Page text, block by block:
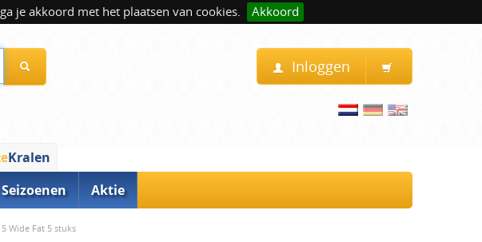
je akkoord met het plaatsen van cookies. Akkoord
Inloggen
Kralen
Seizoenen Aktie
Wide Fat 5 stuks